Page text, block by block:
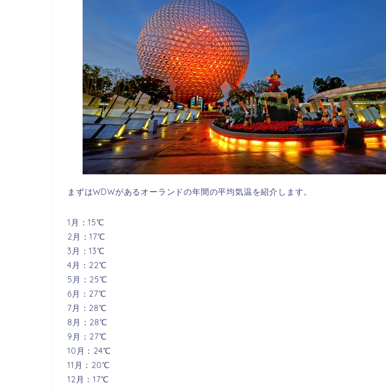
まずはWDWがあるオーランドの年間の平均気温を紹介します。
1月：15℃
2月：17℃
3月：13℃
4月：22℃
5月：25℃
6月：27℃
7月：28℃
8月：28℃
9月：27℃
10月：24℃
11月：20℃
12月：17℃